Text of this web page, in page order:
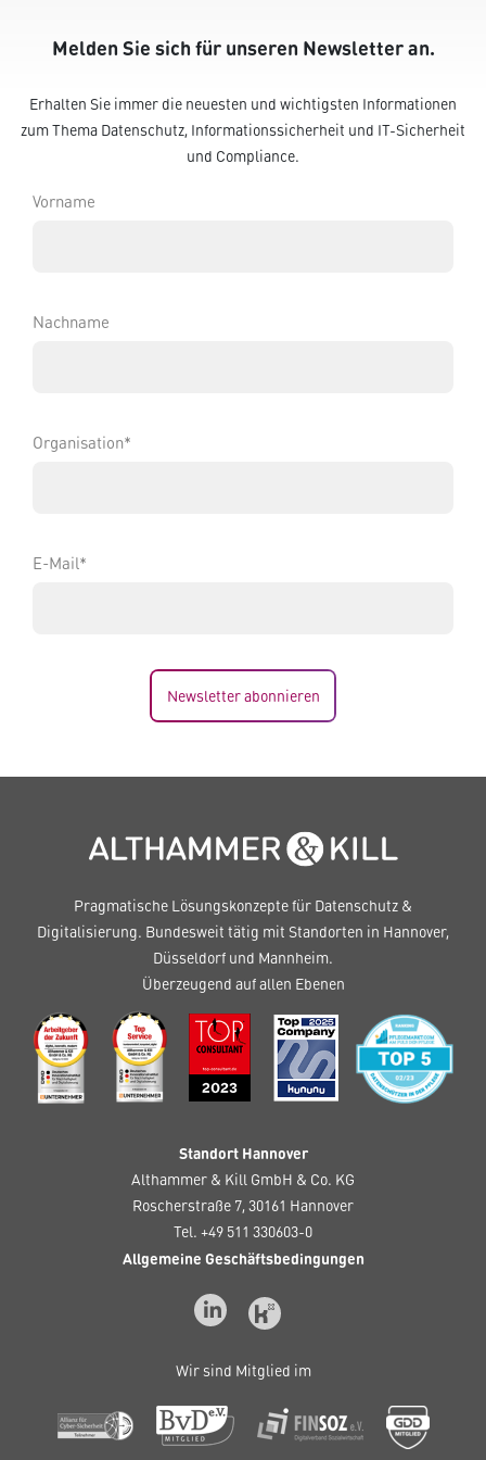
Melden Sie sich für unseren Newsletter an.
Erhalten Sie immer die neuesten und wichtigsten Informationen
zum Thema Datenschutz, Informationssicherheit und IT-Sicherheit
und Compliance.
Vorname
Nachname
Organisation*
E-Mail*
Newsletter abonnieren
Pragmatische Lösungskonzepte für Datenschutz &
Digitalisierung. Bundesweit tätig mit Standorten in Hannover,
Düsseldorf und Mannheim.
Überzeugend auf allen Ebenen
Standort Hannover
Althammer & Kill GmbH & Co. KG
Roscherstraße 7, 30161 Hannover
Tel. +49 511 330603-0
Allgemeine Geschäftsbedingungen
Wir sind Mitglied im